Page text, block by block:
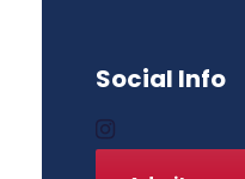
Social Info